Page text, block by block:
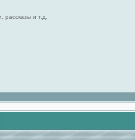
рассказы и т.д.